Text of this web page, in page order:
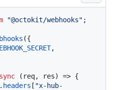
"@octokit/webhooks" ;
({
,
( req, res) => {
headers [ "x-hub-